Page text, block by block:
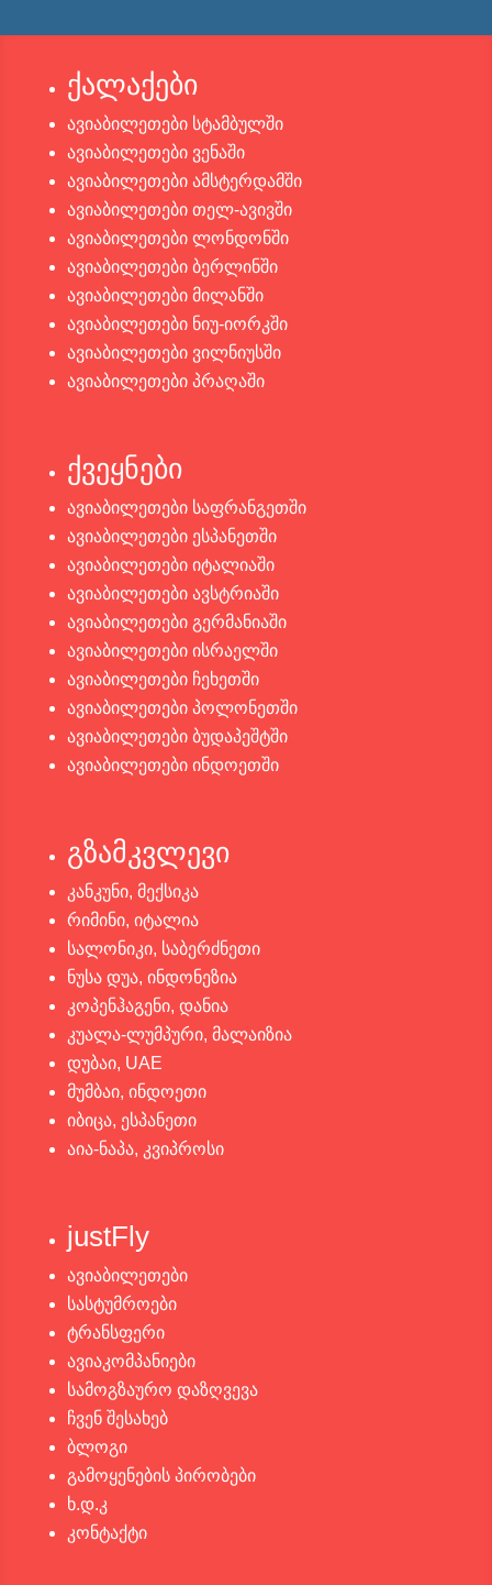
ქალაქები
ავიაბილეთები სტამბულში
ავიაბილეთები ვენაში
ავიაბილეთები ამსტერდამში
ავიაბილეთები თელ-ავივში
ავიაბილეთები ლონდონში
ავიაბილეთები ბერლინში
ავიაბილეთები მილანში
ავიაბილეთები ნიუ-იორკში
ავიაბილეთები ვილნიუსში
ავიაბილეთები პრაღაში
ქვეყნები
ავიაბილეთები საფრანგეთში
ავიაბილეთები ესპანეთში
ავიაბილეთები იტალიაში
ავიაბილეთები ავსტრიაში
ავიაბილეთები გერმანიაში
ავიაბილეთები ისრაელში
ავიაბილეთები ჩეხეთში
ავიაბილეთები პოლონეთში
ავიაბილეთები ბუდაპეშტში
ავიაბილეთები ინდოეთში
გზამკვლევი
კანკუნი, მექსიკა
რიმინი, იტალია
სალონიკი, საბერძნეთი
ნუსა დუა, ინდონეზია
კოპენჰაგენი, დანია
კუალა-ლუმპური, მალაიზია
დუბაი, UAE
მუმბაი, ინდოეთი
იბიცა, ესპანეთი
აია-ნაპა, კვიპროსი
justFly
ავიაბილეთები
სასტუმროები
ტრანსფერი
ავიაკომპანიები
სამოგზაურო დაზღვევა
ჩვენ შესახებ
ბლოგი
გამოყენების პირობები
ხ.დ.კ
კონტაქტი